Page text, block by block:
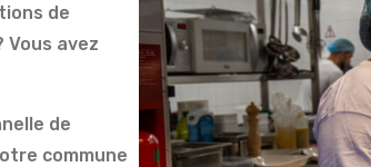
de
avez
de
commune